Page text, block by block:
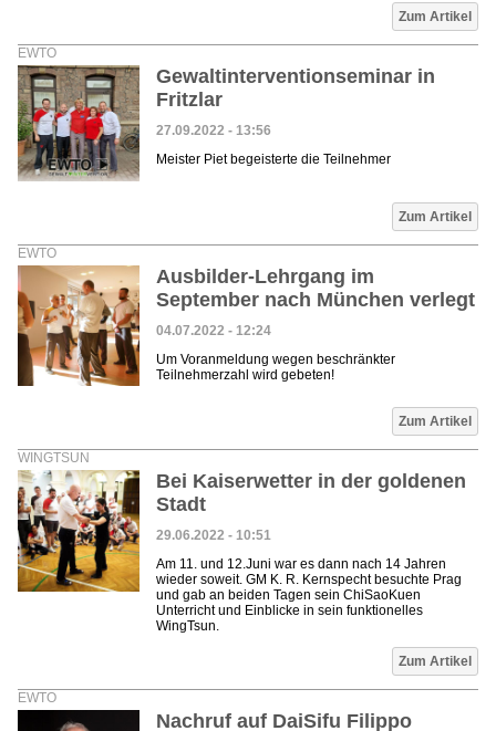
Zum Artikel
EWTO
Gewaltinterventionseminar in
Fritzlar
27.09.2022 - 13:56
Meister Piet begeisterte die Teilnehmer
Zum Artikel
EWTO
Ausbilder-Lehrgang im
September nach München verlegt
04.07.2022 - 12:24
Um Voranmeldung wegen beschränkter
Teilnehmerzahl wird gebeten!
Zum Artikel
WINGTSUN
Bei Kaiserwetter in der goldenen
Stadt
29.06.2022 - 10:51
Am 11. und 12.Juni war es dann nach 14 Jahren
wieder soweit. GM K. R. Kernspecht besuchte Prag
und gab an beiden Tagen sein ChiSaoKuen
Unterricht und Einblicke in sein funktionelles
WingTsun.
Zum Artikel
EWTO
Nachruf auf DaiSifu Filippo